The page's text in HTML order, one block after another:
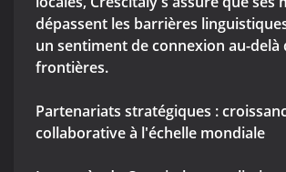
dépassent les barrières
un sentiment de connexion au-delà
frontières.
Partenariats stratégiques :
collaborative à l'échelle mondiale